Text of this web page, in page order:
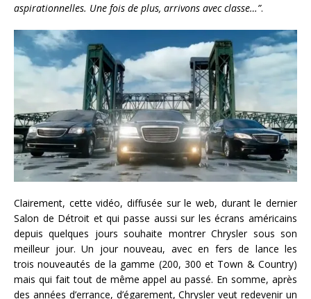
aspirationnelles. Une fois de plus, arrivons avec classe…”.
Clairement, cette vidéo, diffusée sur le web, durant le dernier
Salon de Détroit et qui passe aussi sur les écrans américains
depuis quelques jours souhaite montrer Chrysler sous son
meilleur jour. Un jour nouveau, avec en fers de lance les
trois nouveautés de la gamme (200, 300 et Town & Country)
mais qui fait tout de même appel au passé. En somme, après
des années d’errance, d’égarement, Chrysler veut redevenir un